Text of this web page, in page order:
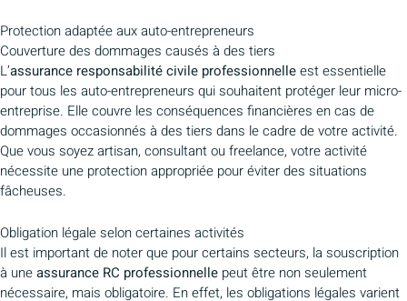
Protection adaptée aux auto-entrepreneurs
Couverture des dommages causés à des tiers
L’assurance responsabilité civile professionnelleest essentielle
pour tous les auto-entrepreneurs qui souhaitent protéger leur micro-
entreprise. Elle couvre les conséquences financières en cas de
dommages occasionnés à des tiers dans le cadre de votre activité.
Que vous soyez artisan, consultant ou freelance, votre activité
nécessite une protection appropriée pour éviter des situations
fâcheuses.
Obligation légale selon certaines activités
Il est important de noter que pour certains secteurs, la souscription
à uneassurance RC professionnelle peut être non seulement
nécessaire, mais obligatoire. En effet, les obligations légales varient